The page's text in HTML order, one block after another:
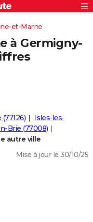
Rechercher
et-Marne
à Germigny-
Isles-les-
Brie (77008)
autre ville
Mise à jour le 30/10/25